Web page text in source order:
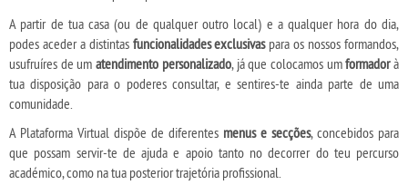
A partir de tua casa (ou de qualquer outro local) e a qualquer hora do dia,
podes aceder a distintas funcionalidades exclusivaspara os nossos formandos,
usufruíres de umatendimento personalizado, já que colocamos umformadorà
tua disposição para o poderes consultar, e sentires-te ainda parte de uma
comunidade.
A Plataforma Virtual dispõe de diferentes menus e secções, concebidos para
que possam servir-te de ajuda e apoio tanto no decorrer do teu percurso
académico, como na tua posterior trajetória profissional.